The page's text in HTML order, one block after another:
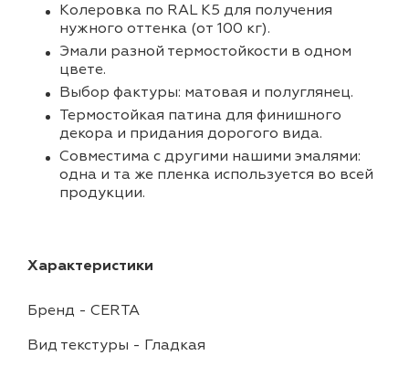
Колеровка по RAL K5 для получения
нужного оттенка (от 100 кг).
Эмали разной термостойкости в одном
цвете.
Выбор фактуры: матовая и полуглянец.
Термостойкая патина для финишного
декора и придания дорогого вида.
Совместима с другими нашими эмалями:
одна и та же пленка используется во всей
продукции.
Характеристики
Бренд - CERTA
Вид текстуры - Гладкая